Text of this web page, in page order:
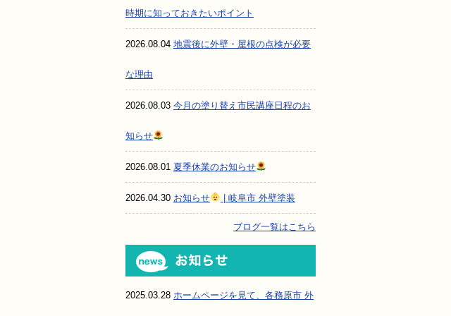
時期に知っておきたいポイント
2026.08.04 地震後に外壁・屋根の点検が必要
な理由
2026.08.03 今月の塗り替え市民講座日程のお
知らせ
2026.08.01 夏季休業のお知らせ
2026.04.30 お知らせ | 岐阜市 外壁塗装
ブログ一覧はこちら
2025.03.28 ホームページを見て、各務原市 外